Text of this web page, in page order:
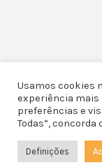
Copyright ©
Usamos cookies
experiência mais
preferências e
Todas”, concorda
Definições